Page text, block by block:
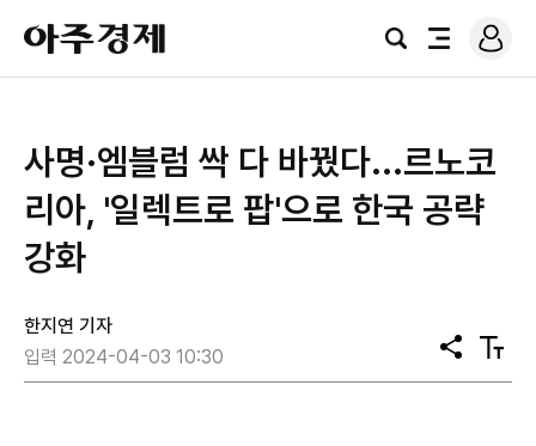
아
주
경
검
전
로
그
사명·엠블럼 싹 다 바꿨다...르노코
리아, '일렉트로 팝'으로 한국 공략
강화
한지연 기자
입력 2024-04-03 10:30
공
유
텍
스